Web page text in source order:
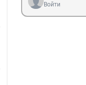
Войти